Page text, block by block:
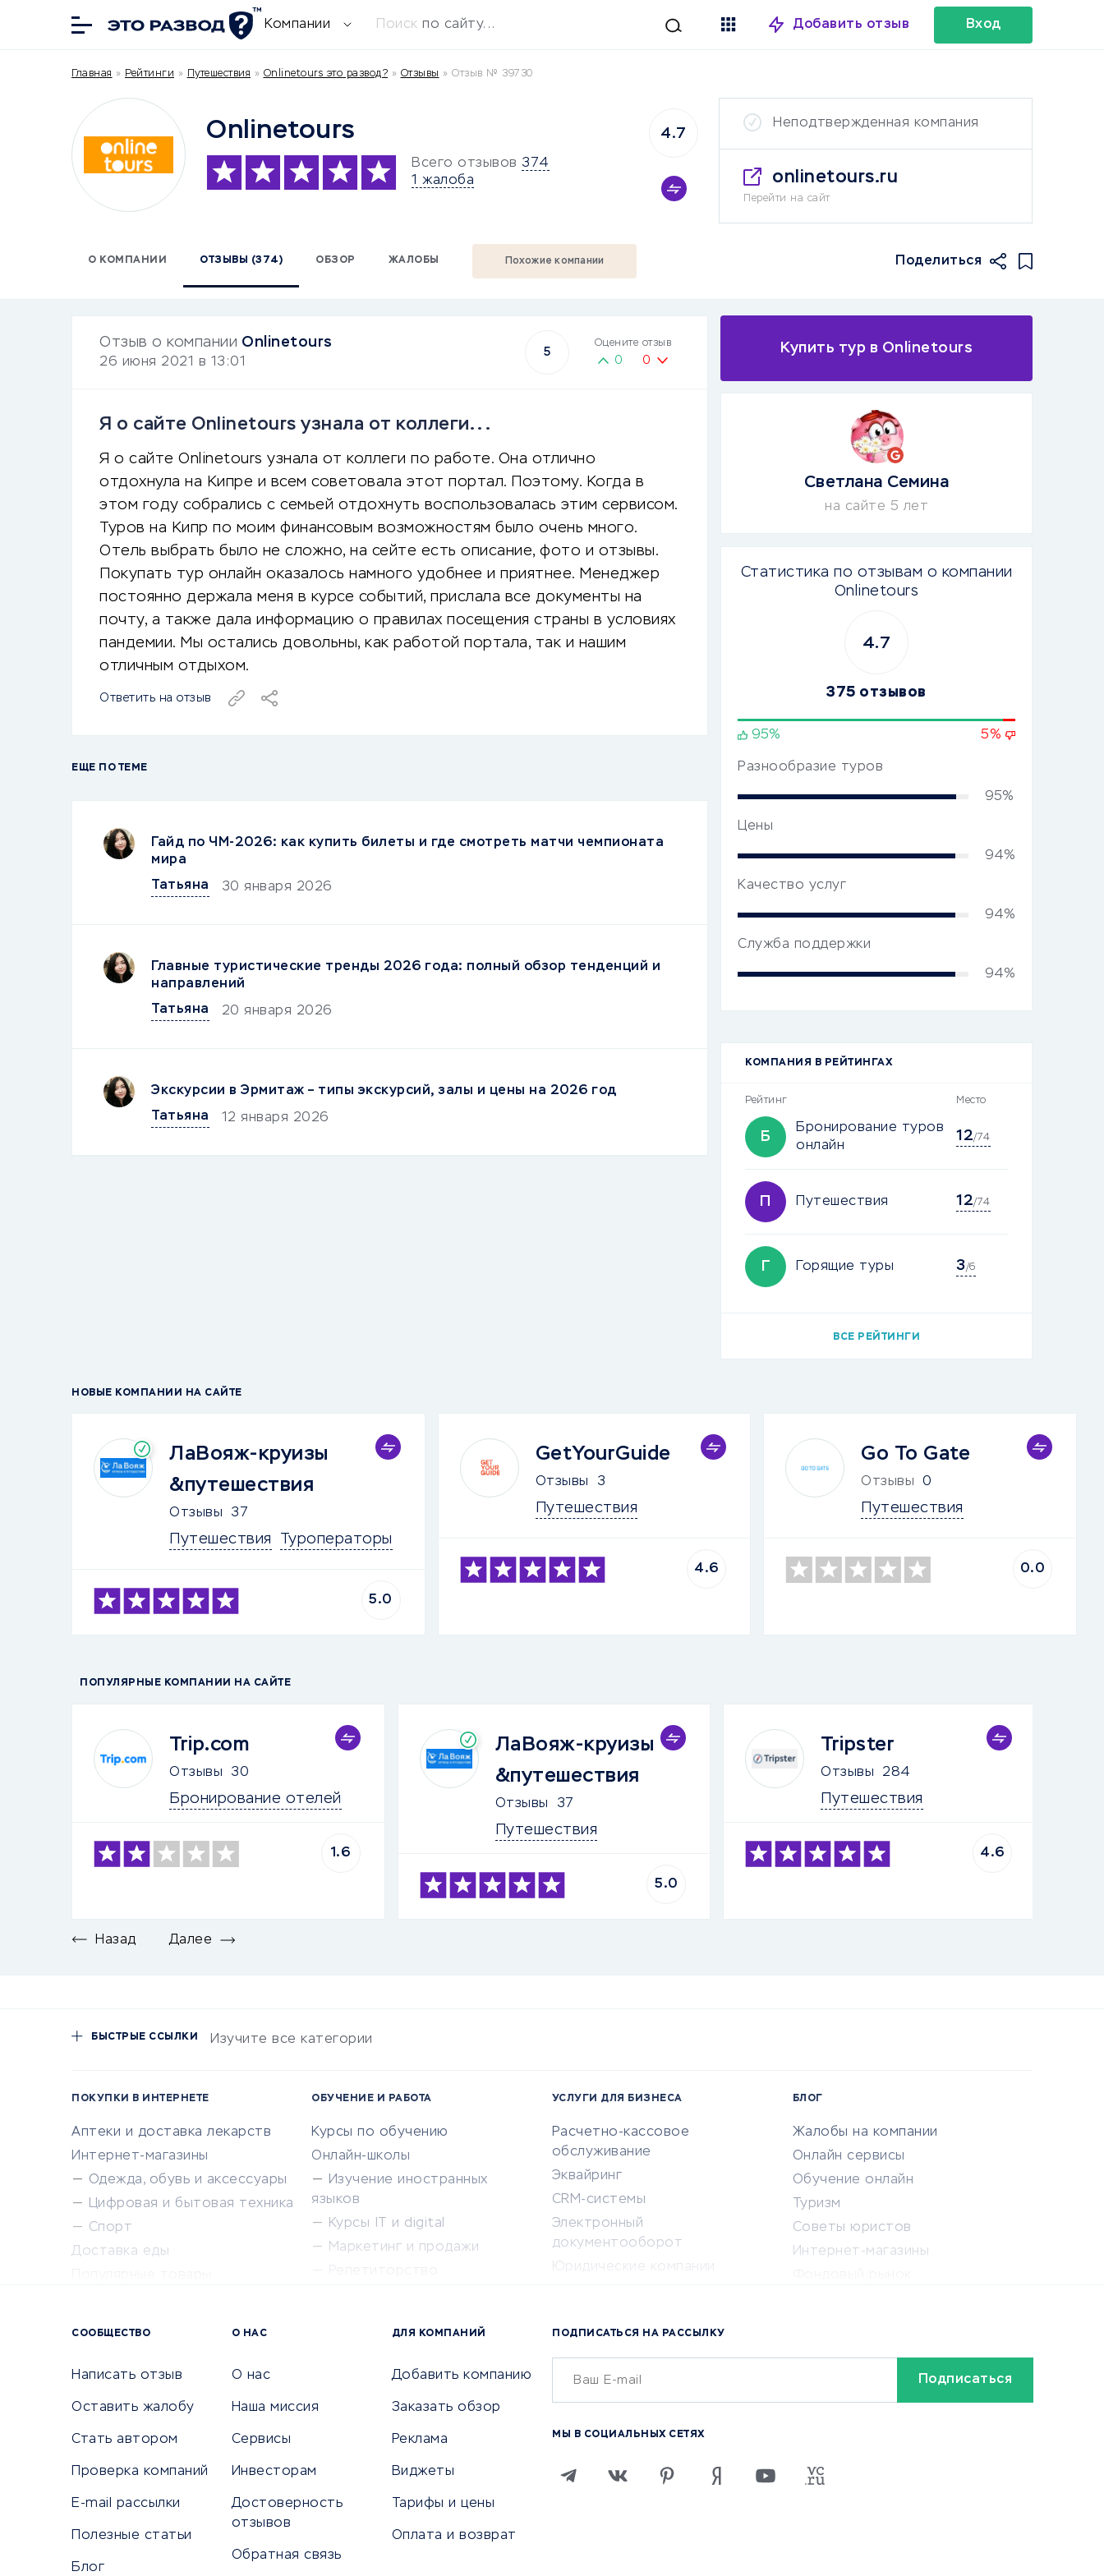
Компании Поиск по сайту... Добавить отзыв Вход
Главная » Рейтинги » Путешествия » Onlinetours это развод? » Отзывы » Отзыв № 39730
Onlinetours
Всего отзывов 374
1 жалоба
4.7
Неподтвержденная компания
onlinetours.ru
Перейти на сайт
О КОМПАНИИ ОТЗЫВЫ (374) ОБЗОР ЖАЛОБЫ Похожие компании Поделиться
Отзыв о компании Onlinetours
26 июня 2021 в 13:01
5
Оцените отзыв
0 0
Я о сайте Onlinetours узнала от коллеги...
Я о сайте Onlinetours узнала от коллеги по работе. Она отлично
отдохнула на Кипре и всем советовала этот портал. Поэтому. Когда в
этом году собрались с семьей отдохнуть воспользовалась этим сервисом.
Туров на Кипр по моим финансовым возможностям было очень много.
Отель выбрать было не сложно, на сейте есть описание, фото и отзывы.
Покупать тур онлайн оказалось намного удобнее и приятнее. Менеджер
постоянно держала меня в курсе событий, прислала все документы на
почту, а также дала информацию о правилах посещения страны в условиях
пандемии. Мы остались довольны, как работой портала, так и нашим
отличным отдыхом.
Ответить на отзыв
ЕЩЕ ПО ТЕМЕ
Гайд по ЧМ-2026: как купить билеты и где смотреть матчи чемпионата
мира
Татьяна
30 января 2026
Главные туристические тренды 2026 года: полный обзор тенденций и
направлений
Татьяна
20 января 2026
Экскурсии в Эрмитаж – типы экскурсий, залы и цены на 2026 год
Татьяна
12 января 2026
Купить тур в Onlinetours
Светлана Семина
на сайте 5 лет
Статистика по отзывам о компании
Onlinetours
4.7
375 отзывов
95% 5%
Разнообразие туров
95%
Цены
94%
Качество услуг
94%
Служба поддержки
94%
КОМПАНИЯ В РЕЙТИНГАХ
Рейтинг Место
Б
Бронирование туров
онлайн
12/74
П Путешествия 12/74
Г Горящие туры 3/6
ВСЕ РЕЙТИНГИ
НОВЫЕ КОМПАНИИ НА САЙТЕ
ЛаВояж-круизы
&путешествия
Отзывы 37
Путешествия Туроператоры
5.0
GetYourGuide
Отзывы 3
Путешествия
4.6
Go To Gate
Отзывы 0
Путешествия
0.0
ПОПУЛЯРНЫЕ КОМПАНИИ НА САЙТЕ
Trip.com
Отзывы 30
Бронирование отелей
1.6
ЛаВояж-круизы
&путешествия
Отзывы 37
Путешествия
5.0
Tripster
Отзывы 284
Путешествия
4.6
Назад Далее
БЫСТРЫЕ ССЫЛКИ Изучите все категории
ПОКУПКИ В ИНТЕРНЕТЕ
Аптеки и доставка лекарств
Интернет-магазины
Одежда, обувь и аксессуары
Цифровая и бытовая техника
Спорт
Доставка еды
ОБУЧЕНИЕ И РАБОТА
Курсы по обучению
Онлайн-школы
Изучение иностранных
языков
Курсы IT и digital
Маркетинг и продажи
Университеты
УСЛУГИ ДЛЯ БИЗНЕСА
Расчетно-кассовое
обслуживание
Эквайринг
CRM-системы
Электронный
документооборот
Юридические компании
Бухгалтерия онлайн
Онлайн-кассы
SERM
Кредитные карты
Дебетовые карты
Микрофинансовые организации
Покупка билетов
Бронирование отелей
Санатории
БЛОГ
Жалобы на компании
Онлайн сервисы
Обучение онлайн
Туризм
Советы юристов
Интернет-магазины
СООБЩЕСТВО
Написать отзыв
Оставить жалобу
Стать автором
Проверка компаний
E-mail рассылки
Полезные статьи
Блог
О НАС
О нас
Наша миссия
Сервисы
Инвесторам
Достоверность
отзывов
Обратная связь
ДЛЯ КОМПАНИЙ
Добавить компанию
Заказать обзор
Реклама
Виджеты
Тарифы и цены
Оплата и возврат
ПОДПИСАТЬСЯ НА РАССЫЛКУ
МЫ В СОЦИАЛЬНЫХ СЕТЯХ